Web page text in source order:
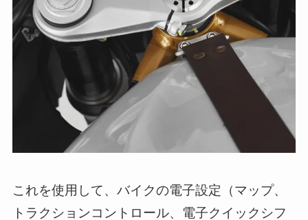
これを使用して、バイクの電子設定（マップ、
トラクションコントロール、電子クイックシフ